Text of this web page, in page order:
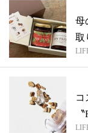
母
取
コ
【